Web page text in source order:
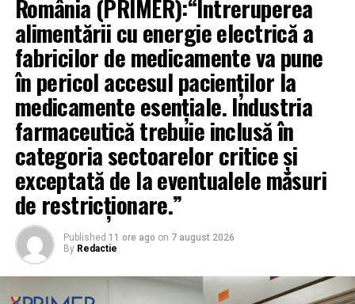
RELATED TOPICS:
ACADEMIA DE POLIȚIE ALEXANDRU IOAN CUZA
ADMITERE ACADEMIA DE POLIȚIE 2026
IPJ BACĂU
RECRUTARE IPJ BACĂU
STIRILE PLUS TV BACAU
UP NEXT
Bărbat reținut de polițiști după ce ar fi omorât un câine
DON'T MISS
Bărbat urmărit internațional, depistat de polițiștii de
investigații criminale
România (PRIMER):“Întreruperea
alimentării cu energie electrică a
fabricilor de medicamente va pune
în pericol accesul pacienților la
medicamente esențiale. Industria
farmaceutică trebuie inclusă în
categoria sectoarelor critice și
exceptată de la eventualele măsuri
de restricționare.”
Published 11 ore ago on 7 august 2026
By Redactie